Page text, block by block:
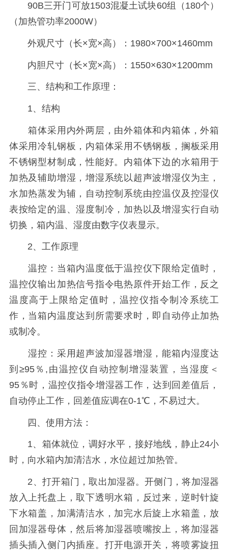
90B三开门可放1503混凝土试块60组（180个）
（加热管功率2000W）
外观尺寸（长×宽×高）：1980×700×1460mm
内胆尺寸（长×宽×高）：1550×630×1200mm
三、结构和工作原理：
1、结构
箱体采用内外两层，由外箱体和内箱体，外箱
体采用冷轧钢板，内箱体采用不锈钢板，搁板采用
不锈钢型材制成，性能好。内箱体下边的水箱用于
加热及辅助增湿，增湿系统以超声波增湿仪为主，
水加热蒸发为辅，自动控制系统由控温仪及控湿仪
表按给定的温、湿度制冷，加热以及增湿实行自动
切换，箱内温、湿度由数字仪表显示。
2、工作原理
温控：当箱内温度低于温控仪下限给定值时，
温控仪输出加热信号指令电热原件开始工作，反之
温度高于上限给定值时，温控仪指令制冷系统工
作，当箱内温度达到所需要求时，即自动停止加热
或制冷。
湿控：采用超声波加湿器增湿，能箱内湿度达
到≥95％,由温控仪自动控制增湿装置，当湿度＜
95％时，温控仪指令增湿器工作，达到回差值后，
自动停止工作，回差值应调在0-1℃，不易过大。
四、使用方法：
1、箱体就位，调好水平，接好地线，静止24小
时，向水箱内加清洁水，水位超过加热管。
2、打开箱门，取出加湿器。开侧门，将加湿器
放入上托盘上，取下透明水箱，反过来，逆时针旋
下水箱盖，加满清洁水，加完水后旋上水箱盖，放
回加湿器母体，然后将加湿器喷嘴按上，将加湿器
插头插入侧门内插座。打开电源开关，将喷雾旋扭